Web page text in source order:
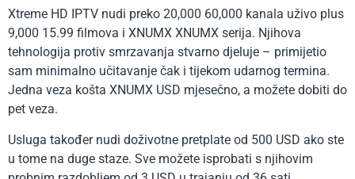
Xtreme HD IPTV nudi preko 20,000 60,000 kanala uživo plus
9,000 15.99 filmova i XNUMX XNUMX serija. Njihova
tehnologija protiv smrzavanja stvarno djeluje – primijetio
sam minimalno učitavanje čak i tijekom udarnog termina.
Jedna veza košta XNUMX USD mjesečno, a možete dobiti do
pet veza.
Usluga također nudi doživotne pretplate od 500 USD ako ste
u tome na duge staze. Sve možete isprobati s njihovim